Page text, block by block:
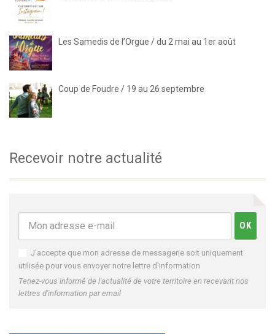
Les Samedis de l’Orgue / du 2 mai au 1er août
Coup de Foudre / 19 au 26 septembre
Recevoir notre actualité
J'accepte que mon adresse de messagerie soit uniquement
utilisée pour vous envoyer notre lettre d'information
Tenez-vous informé de l'actualité de votre territoire en recevant nos
lettres d'information par email